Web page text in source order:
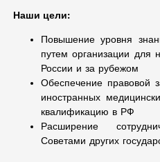
Наши цели:
Повышение уровня
путем организации для
России и за рубежом
Обеспечение правовой
иностранных
квалификацию в РФ
Расширение
Советами других